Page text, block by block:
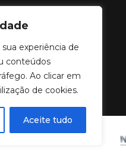
experiência de
conteúdos
Ao clicar em
de cookies.
Aceite tudo